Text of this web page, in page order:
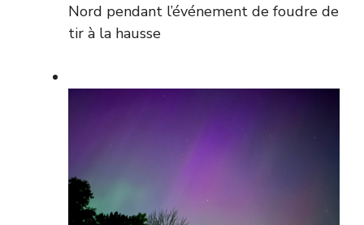
Nord pendant l’événement de foudre de
tir à la hausse